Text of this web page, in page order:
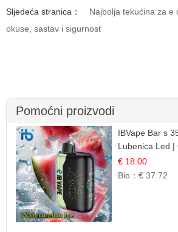
Sljedeća stranica：
Najbolja tekućina za e
okuse, sastav i sigurnost
Pomoćni proizvodi
IBVape Bar s
Lubenica Led |
Okus
€ 18.00
Bio：€ 37.72